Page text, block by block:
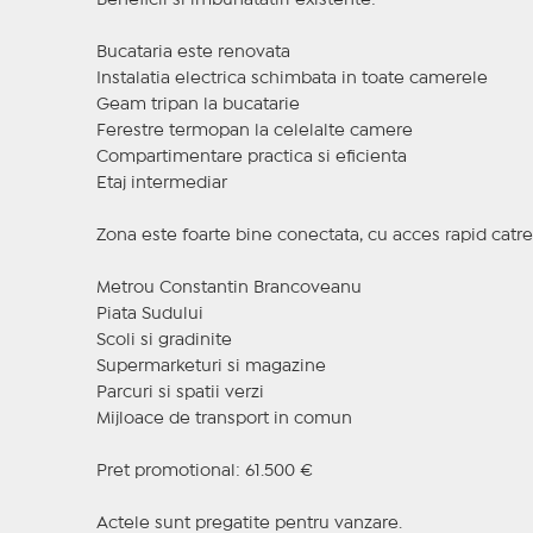
Bucataria este renovata
Instalatia electrica schimbata in toate camerele
Geam tripan la bucatarie
Ferestre termopan la celelalte camere
Compartimentare practica si eficienta
Etaj intermediar
Zona este foarte bine conectata, cu acces rapid
Metrou Constantin Brancoveanu
Piata Sudului
Scoli si gradinite
Supermarketuri si magazine
Parcuri si spatii verzi
Mijloace de transport in comun
Pret promotional: 61.500 €
Actele sunt pregatite pentru vanzare.